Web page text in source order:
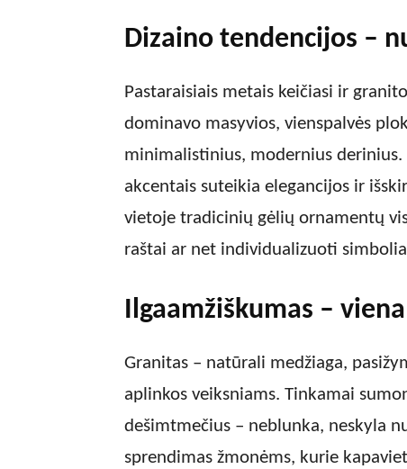
Dizaino tendencijos –
Pastaraisiais metais keičiasi ir
dominavo masyvios, vienspalvės
minimalistinius, modernius
akcentais suteikia elegancijos ir
vietoje tradicinių gėlių ornamentų
raštai ar net individualizuoti
Ilgaamžiškumas –
Granitas – natūrali medžiaga,
aplinkos veiksniams. Tinkamai
dešimtmečius – neblunka, neskyla
sprendimas žmonėms, kurie